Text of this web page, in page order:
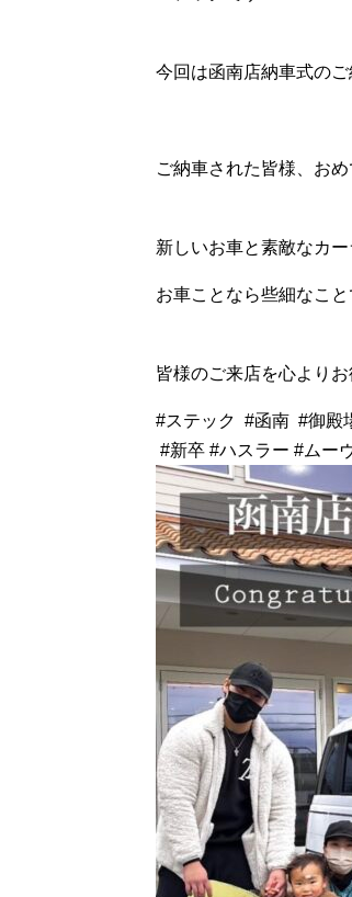
今回は函南店納車式の
ご納車された皆様、お
新しいお車と素敵なカ
お車ことなら些細なこ
皆様のご来店を心より
#ステック #函南 #御
#新卒 #ハスラー #ムー